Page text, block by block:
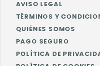
AVISO LEGAL
TÉRMINOS Y
QUIÉNES SOMOS
PAGO SEGURO
POLÍTICA DE